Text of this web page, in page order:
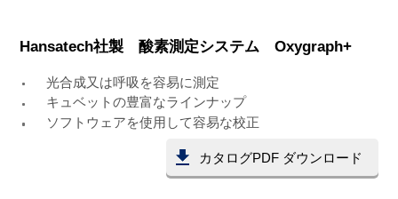
Hansatech社製 酸素測定システム Oxygraph+
光合成又は呼吸を容易に測定
キュベットの豊富なラインナップ
ソフトウェアを使用して容易な校正
カタログPDF ダウンロード